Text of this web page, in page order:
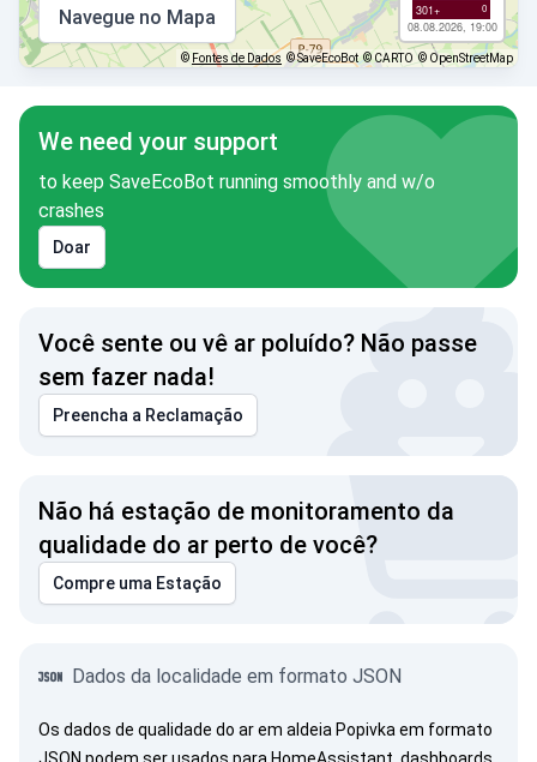
301+ 0
08.08.2026, 19:00
Navegue no Mapa
© Fontes de Dados © SaveEcoBot © CARTO © OpenStreetMap
We need your support
to keep SaveEcoBot running smoothly and w/o
crashes
Doar
Você sente ou vê ar poluído? Não passe
sem fazer nada!
Preencha a Reclamação
Não há estação de monitoramento da
qualidade do ar perto de você?
Compre uma Estação
Dados da localidade em formato JSON
Os dados de qualidade do ar em aldeia Popivka em formato